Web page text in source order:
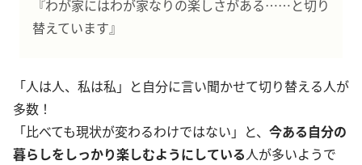
『わが家にはわが家なりの楽しさがある……と切り
替えています』
「人は人、私は私」と自分に言い聞かせて切り替える人が
多数！
「比べても現状が変わるわけではない」と、 今ある自分の
暮らしをしっかり楽しむようにしている人が多いようで